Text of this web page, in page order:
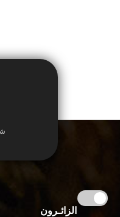
الزائـرون